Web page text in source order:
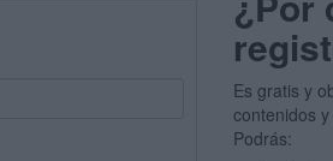
Es gratis y
contenidos
Podrás: